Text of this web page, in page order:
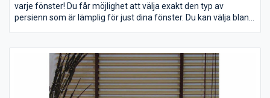
varje fönster! Du får möjlighet att välja exakt den typ av
persienn som är lämplig för just dina fönster. Du kan välja bland